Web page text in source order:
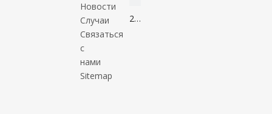
Новости
Случаи
Связаться
с
нами
Sitemap
6
2-